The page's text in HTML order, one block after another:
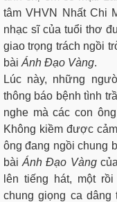
tâm VHVN Nhất Chi
nhạc sĩ của tuổi thơ
giao trọng trách ngồi
bài Ánh Đạo Vàng.
Lúc này, những
thông báo bệnh tình
nghe mà các con
Không kiềm được
ông đang ngồi chung
bàiÁnh Đạo Vàng
lên tiếng hát, một
chung giọng ca